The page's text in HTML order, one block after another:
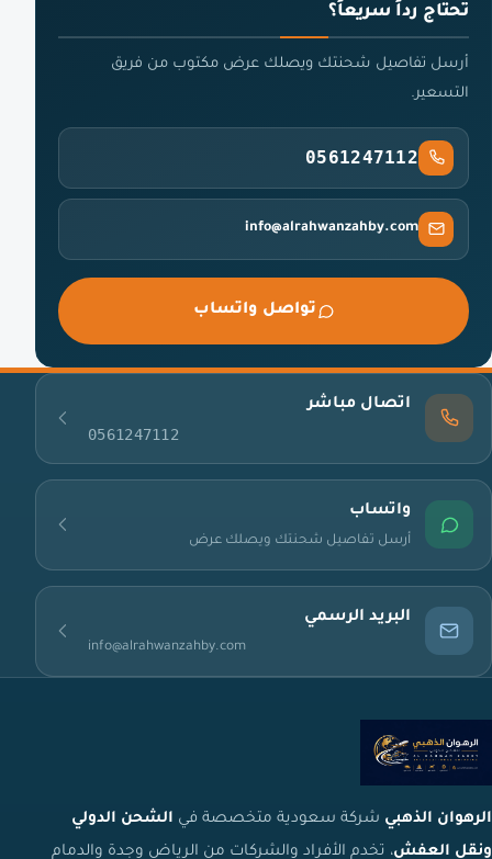
تحتاج رداً سريعاً؟
أرسل تفاصيل شحنتك ويصلك عرض مكتوب من فريق
التسعير.
0561247112
info@alrahwanzahby.com
تواصل واتساب
اتصال مباشر
0561247112
واتساب
أرسل تفاصيل شحنتك ويصلك عرض
البريد الرسمي
info@alrahwanzahby.com
الرهوان الذهبي شركة سعودية متخصصة في الشحن الدولي
ونقل العفش، تخدم الأفراد والشركات من الرياض وجدة والدمام